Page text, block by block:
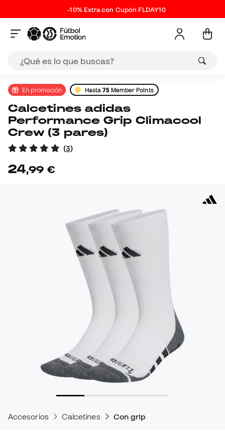
-10% Extra con Cupón FLDAY10
En promoción Hasta75Member Points
Calcetines adidas
Performance Grip Climacool
Crew (3 pares)
(3)
24,99 €
Accesorios Calcetines Con grip